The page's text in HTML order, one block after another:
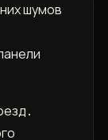
шумов